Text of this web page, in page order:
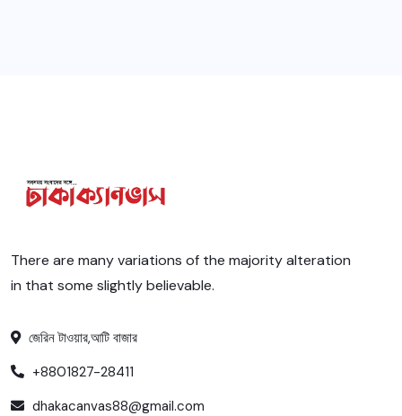
There are many variations of the majority alteration
in that some slightly believable.
জেরিন টাওয়ার,আটি বাজার
+8801827-28411
dhakacanvas88@gmail.com